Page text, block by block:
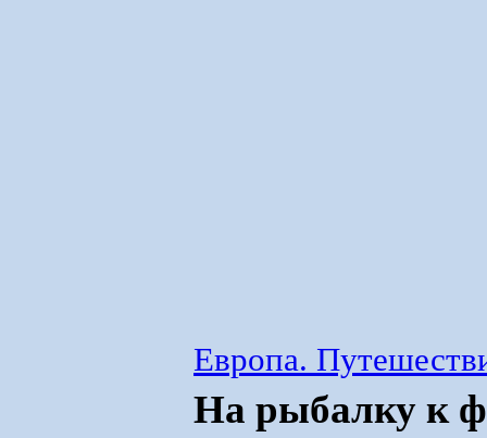
Европа.
На рыбалку к